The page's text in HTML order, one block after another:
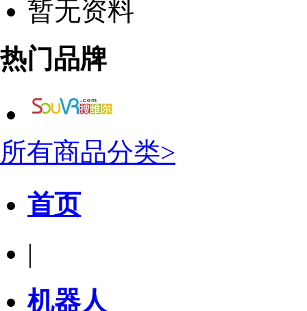
暂无资料
热门品牌
所有商品分类>
首页
|
机器人